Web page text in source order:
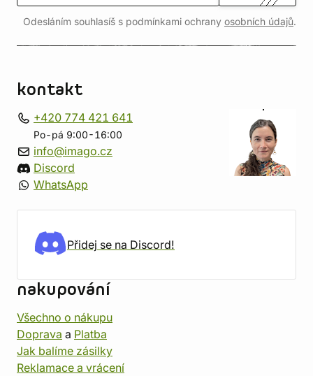
Odesláním souhlasíš s podmínkami ochrany osobních údajů.
kontakt
+420 774 421 641
Po-pá 9:00-16:00
info@imago.cz
Discord
WhatsApp
Přidej se na Discord!
nakupování
Všechno o nákupu
Doprava a Platba
Jak balíme zásilky
Reklamace a vrácení